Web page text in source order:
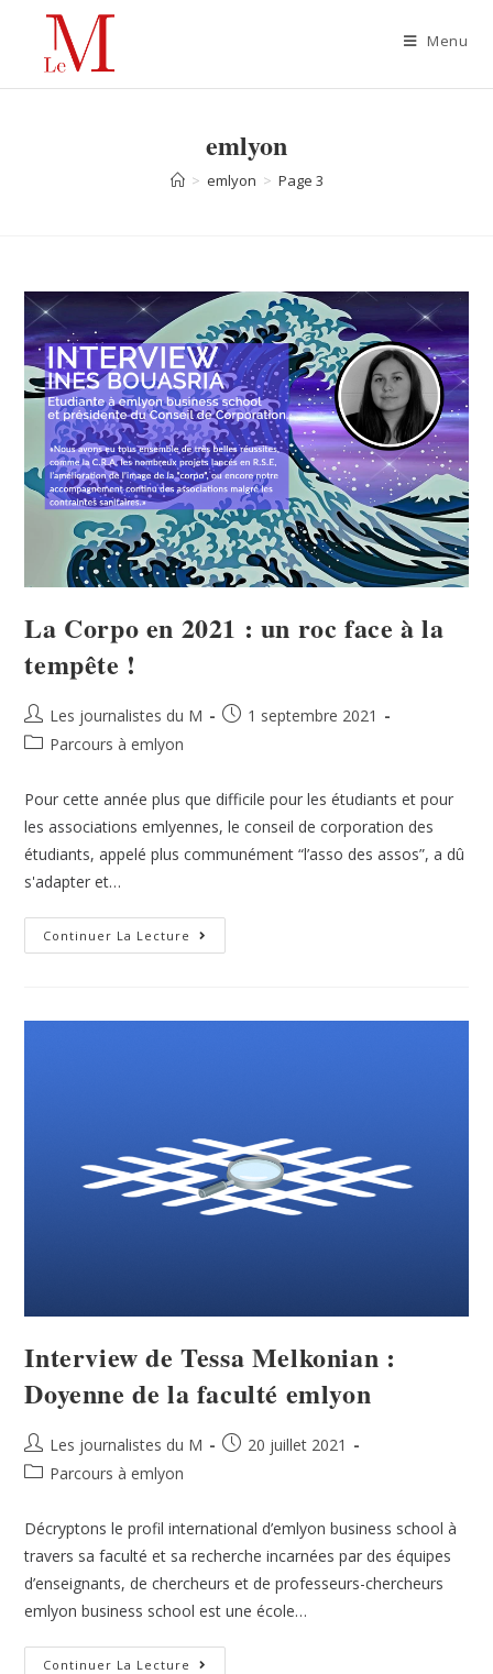
Menu
emlyon
> emlyon > Page 3
La Corpo en 2021 : un roc face à la
tempête !
Les journalistes du M
1 septembre 2021
Parcours à emlyon
Pour cette année plus que difficile pour les étudiants et pour
les associations emlyennes, le conseil de corporation des
étudiants, appelé plus communément “l’asso des assos”, a dû
s'adapter et…
Continuer La Lecture
Interview de Tessa Melkonian :
Doyenne de la faculté emlyon
Les journalistes du M
20 juillet 2021
Parcours à emlyon
Décryptons le profil international d’emlyon business school à
travers sa faculté et sa recherche incarnées par des équipes
d’enseignants, de chercheurs et de professeurs-chercheurs
emlyon business school est une école…
Continuer La Lecture